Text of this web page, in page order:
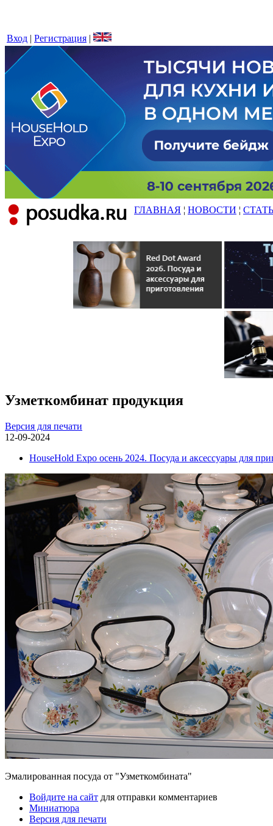
Вход | Регистрация |
ГЛАВНАЯ ¦ НОВОСТИ ¦
Узметкомбинат продукция
Версия для печати
12-09-2024
HouseHold Expo осень 2024. Посуда и аксессуары для
Эмалированная посуда от "Узметкомбината"
Войдите на сайт для отправки комментариев
Миниатюра
Версия для печати